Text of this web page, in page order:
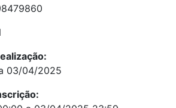
03/04/2025